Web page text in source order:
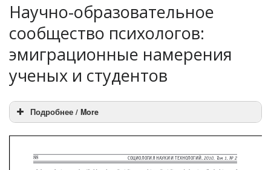
Научно-образовательное
сообщество психологов:
эмиграционные намерения
ученых и студентов
Подробнее / More